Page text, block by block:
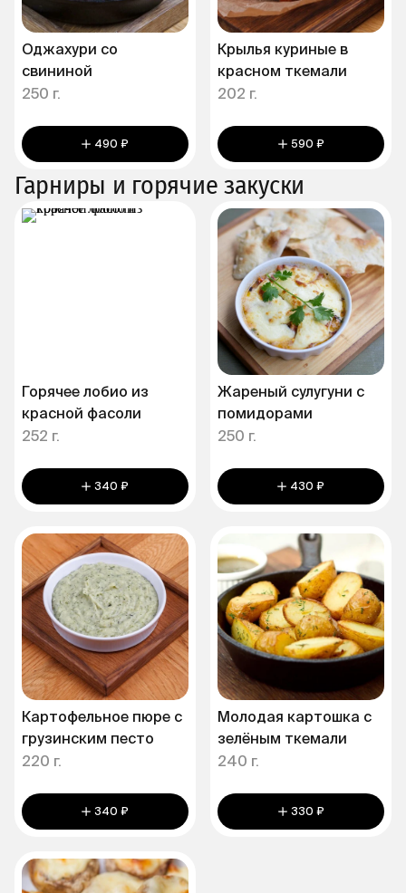
Оджахури со
свининой
250 г.
490 ₽
Крылья куриные в
красном ткемали
202 г.
590 ₽
Гарниры и горячие закуски
Горячее лобио из
красной фасоли
252 г.
340 ₽
Жареный сулугуни с
помидорами
250 г.
430 ₽
Картофельное пюре с
грузинским песто
220 г.
340 ₽
Молодая картошка с
зелёным ткемали
240 г.
330 ₽